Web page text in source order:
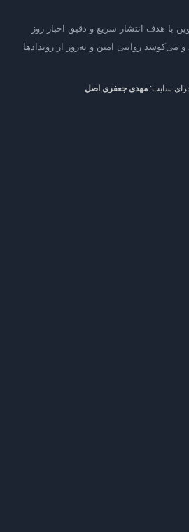
با هدف انتشار سریع و دقیق اخبار روز
روایتی امین و به‌روز از رویدادها
سایت: مهدی جعفری اصل